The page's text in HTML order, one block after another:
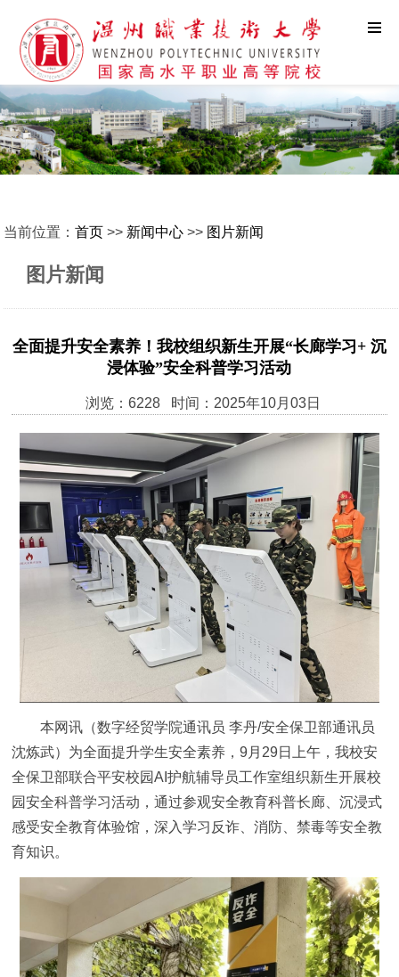
当前位置：首页 >> 新闻中心 >> 图片新闻
图片新闻
全面提升安全素养！我校组织新生开展“长廊学习+ 沉
浸体验”安全科普学习活动
浏览：6228 时间：2025年10月03日
本网讯（数字经贸学院通讯员 李丹/安全保卫部通讯员
沈炼武）为全面提升学生安全素养，9月29日上午，我校安
全保卫部联合平安校园AI护航辅导员工作室组织新生开展校
园安全科普学习活动，通过参观安全教育科普长廊、沉浸式
感受安全教育体验馆，深入学习反诈、消防、禁毒等安全教
育知识。